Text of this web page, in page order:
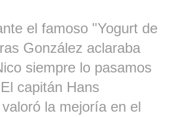
el famoso "Yogurt de
González aclaraba
siempre lo pasamos
capitán Hans
la mejoría en el